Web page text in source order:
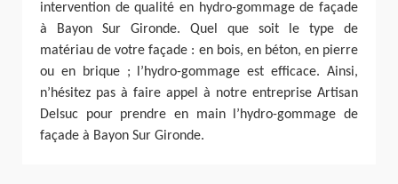
intervention de qualité en hydro-gommage de façade
à Bayon Sur Gironde. Quel que soit le type de
matériau de votre façade : en bois, en béton, en pierre
ou en brique ; l’hydro-gommage est efficace. Ainsi,
n’hésitez pas à faire appel à notre entreprise Artisan
Delsuc pour prendre en main l’hydro-gommage de
façade à Bayon Sur Gironde.